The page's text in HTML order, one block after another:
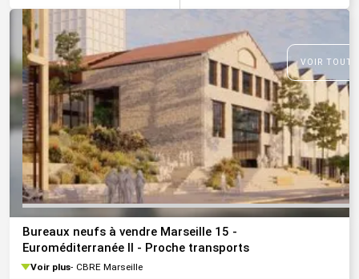
VOIR
Bureaux neufs à vendre Marseille 15 -
Euroméditerranée II - Proche transports
Voir plus CBRE Marseille